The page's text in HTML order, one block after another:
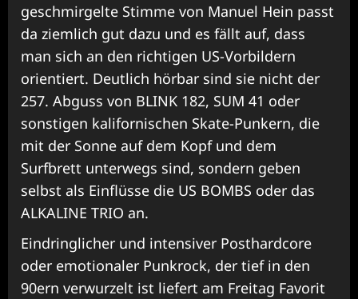
geschmirgelte Stimme von Manuel Hein passt
da ziemlich gut dazu und es fällt auf, dass
man sich an den richtigen US-Vorbildern
orientiert. Deutlich hörbar sind sie nicht der
257. Abguss von BLINK 182, SUM 41 oder
sonstigen kalifornischen Skate-Punkern, die
mit der Sonne auf dem Kopf und dem
Surfbrett unterwegs sind, sondern geben
selbst als Einflüsse die US BOMBS oder das
ALKALINE TRIO an.
Eindringlicher und intensiver Posthardcore
oder emotionaler Punkrock, der tief in den
90ern verwurzelt ist liefert am Freitag Favorit